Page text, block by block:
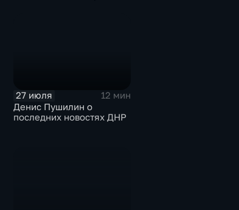
27 июля
12 мин
Денис Пушилин о
последних новостях ДНР